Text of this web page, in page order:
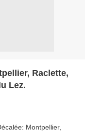
Raclette,
Lez.